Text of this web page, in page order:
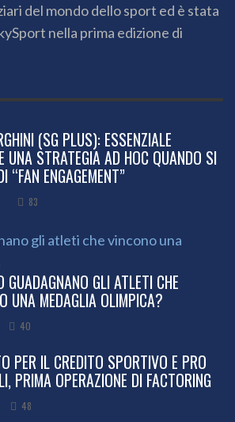
del mondo dello sport ed è stata
nella prima edizione di
(SG PLUS): ESSENZIALE
UNA STRATEGIA AD HOC QUANDO SI
“FAN ENGAGEMENT”
83
GUADAGNANO GLI ATLETI CHE
UNA MEDAGLIA OLIMPICA?
40
PER IL CREDITO SPORTIVO E PRO
PRIMA OPERAZIONE DI FACTORING
48